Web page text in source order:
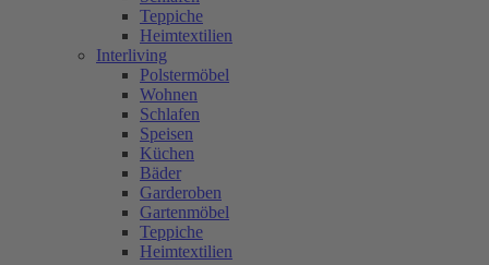
Teppiche
Heimtextilien
Interliving
Polstermöbel
Wohnen
Schlafen
Speisen
Küchen
Bäder
Garderoben
Gartenmöbel
Teppiche
Heimtextilien